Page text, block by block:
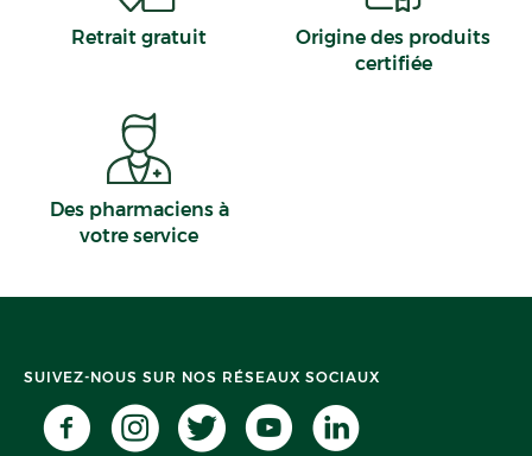
Retrait gratuit
Origine des produits
certifiée
Des pharmaciens à
votre service
SUIVEZ-NOUS SUR NOS RÉSEAUX SOCIAUX